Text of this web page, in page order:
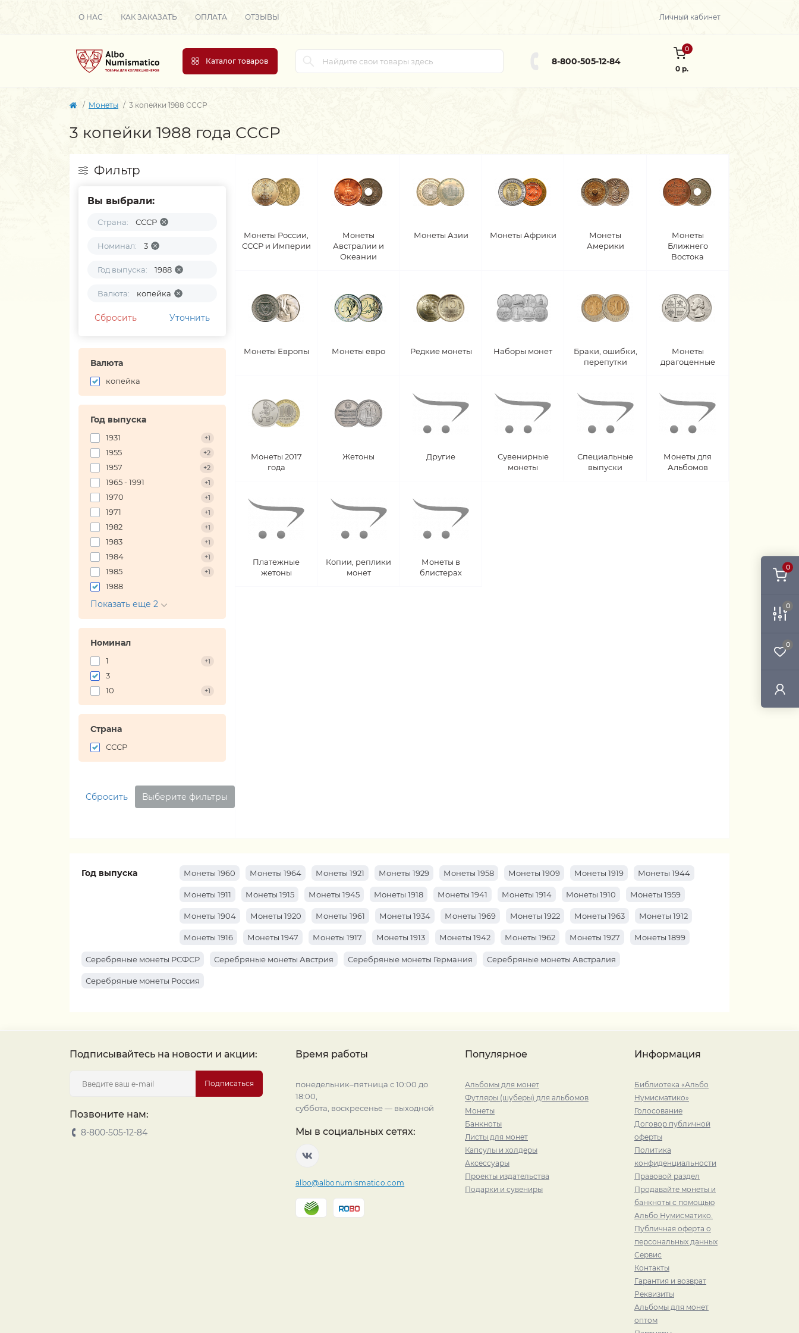
0
0
0
О НАС КАК ЗАКАЗАТЬ ОПЛАТА ОТЗЫВЫ Личный кабинет
Каталог товаров 8-800-505-12-84
0
0 р.
Монеты 3 копейки 1988 СССР
3 копейки 1988 года СССР
Фильтр
Вы выбрали:
Страна: СССР
Номинал: 3
Год выпуска: 1988
Валюта: копейка
Сбросить Уточнить
Валюта
копейка
Год выпуска
1931 +1
1955 +2
1957 +2
1965 - 1991 +1
1970 +1
1971 +1
1982 +1
1983 +1
1984 +1
1985 +1
1988
Показать еще 2
Номинал
1 +1
3
10
+1
Страна
СССР
Сбросить Выберите фильтры
Монеты России,
СССР и Империи
Монеты
Австралии и
Океании
Монеты Азии Монеты Африки
Монеты
Америки
Монеты
Ближнего
Востока
Монеты Европы Монеты евро Редкие монеты Наборы монет
Браки, ошибки,
перепутки
Монеты
драгоценные
Монеты 2017
года
Жетоны Другие
Сувенирные
монеты
Специальные
выпуски
Монеты для
Альбомов
Платежные
жетоны
Копии, реплики
монет
Монеты в
блистерах
Год выпуска Монеты 1960 Монеты 1964 Монеты 1921 Монеты 1929 Монеты 1958 Монеты 1909 Монеты 1919 Монеты 1944
Монеты 1911 Монеты 1915 Монеты 1945 Монеты 1918 Монеты 1941 Монеты 1914 Монеты 1910 Монеты 1959
Монеты 1904 Монеты 1920 Монеты 1961 Монеты 1934 Монеты 1969 Монеты 1922 Монеты 1963 Монеты 1912
Монеты 1916 Монеты 1947 Монеты 1917 Монеты 1913 Монеты 1942 Монеты 1962 Монеты 1927 Монеты 1899
Серебряные монеты РСФСР Серебряные монеты Австрия Серебряные монеты Германия Серебряные монеты Австралия
Серебряные монеты Россия
Подписывайтесь на новости и акции:
Подписаться
Позвоните нам:
8-800-505-12-84
Время работы
понедельник–пятница с 10:00 до
18:00,
суббота, воскресенье — выходной
Мы в социальных сетях:
albo@albonumismatico.com
Популярное
Альбомы для монет
Футляры (шуберы) для альбомов
Монеты
Банкноты
Листы для монет
Капсулы и холдеры
Аксессуары
Проекты издательства
Подарки и сувениры
Информация
Библиотека «Альбо
Нумисматико»
Голосование
Договор публичной
оферты
Политика
конфиденциальности
Правовой раздел
Продавайте монеты и
банкноты с помощью
Альбо Нумисматико.
Публичная оферта о
персональных данных
Сервис
Контакты
Гарантия и возврат
Реквизиты
Альбомы для монет
оптом